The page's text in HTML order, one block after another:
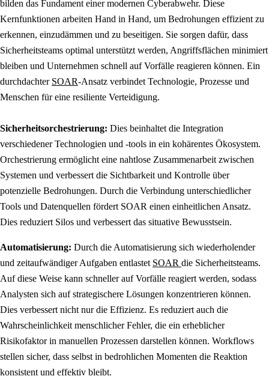
bilden das Fundament einer modernen Cyberabwehr. Diese
Kernfunktionen arbeiten Hand in Hand, um Bedrohungen effizient zu
erkennen, einzudämmen und zu beseitigen. Sie sorgen dafür, dass
Sicherheitsteams optimal unterstützt werden, Angriffsflächen minimiert
bleiben und Unternehmen schnell auf Vorfälle reagieren können. Ein
durchdachter SOAR-Ansatz verbindet Technologie, Prozesse und
Menschen für eine resiliente Verteidigung.
Sicherheitsorchestrierung: Dies beinhaltet die Integration
verschiedener Technologien und -tools in ein kohärentes Ökosystem.
Orchestrierung ermöglicht eine nahtlose Zusammenarbeit zwischen
Systemen und verbessert die Sichtbarkeit und Kontrolle über
potenzielle Bedrohungen. Durch die Verbindung unterschiedlicher
Tools und Datenquellen fördert SOAR einen einheitlichen Ansatz.
Dies reduziert Silos und verbessert das situative Bewusstsein.
Automatisierung: Durch die Automatisierung sich wiederholender
und zeitaufwändiger Aufgaben entlastet SOAR die Sicherheitsteams.
Auf diese Weise kann schneller auf Vorfälle reagiert werden, sodass
Analysten sich auf strategischere Lösungen konzentrieren können.
Dies verbessert nicht nur die Effizienz. Es reduziert auch die
Wahrscheinlichkeit menschlicher Fehler, die ein erheblicher
Risikofaktor in manuellen Prozessen darstellen können. Workflows
stellen sicher, dass selbst in bedrohlichen Momenten die Reaktion
konsistent und effektiv bleibt.